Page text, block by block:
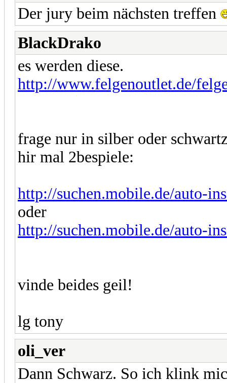
Der jury beim nächsten treffen
BlackDrako
es werden diese.
http://www.felgenoutlet.de/
frage nur in silber oder
hir mal 2bespiele:
http://suchen.mobile.de/auto-
oder
http://suchen.mobile.de/auto-
vinde beides geil!
lg tony
oli_ver
Dann Schwarz. So ich klink